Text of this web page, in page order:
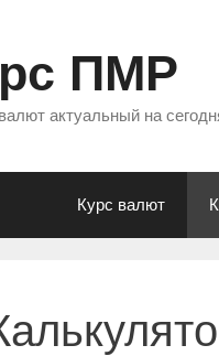
ПМР
актуальный на
Курс валют